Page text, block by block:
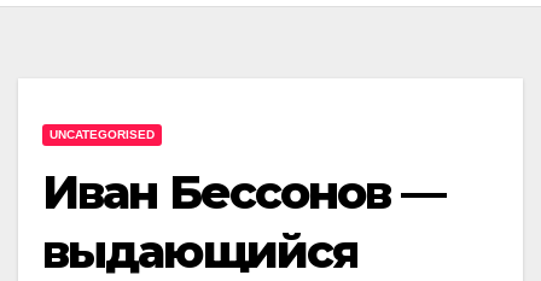
UNCATEGORISED
Иван Бессонов —
выдающийся